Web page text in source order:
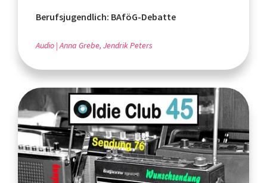
Berufsjugendlich: BAföG-Debatte
Audio Anna Grebe, Jendrik Peters